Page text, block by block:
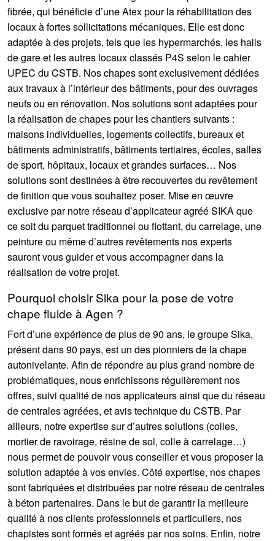
fibrée, qui bénéficie d’une Atex pour la réhabilitation des
locaux à fortes sollicitations mécaniques. Elle est donc
adaptée à des projets, tels que les hypermarchés, les halls
de gare et les autres locaux classés P4S selon le cahier
UPEC du CSTB. Nos chapes sont exclusivement dédiées
aux travaux à l’intérieur des bâtiments, pour des ouvrages
neufs ou en rénovation. Nos solutions sont adaptées pour
la réalisation de chapes pour les chantiers suivants :
maisons individuelles, logements collectifs, bureaux et
bâtiments administratifs, bâtiments tertiaires, écoles, salles
de sport, hôpitaux, locaux et grandes surfaces… Nos
solutions sont destinées à être recouvertes du revêtement
de finition que vous souhaitez poser. Mise en œuvre
exclusive par notre réseau d’applicateur agréé SIKA que
ce soit du parquet traditionnel ou flottant, du carrelage, une
peinture ou même d’autres revêtements nos experts
sauront vous guider et vous accompagner dans la
réalisation de votre projet.
Pourquoi choisir Sika pour la pose de votre
chape fluide à Agen ?
Fort d’une expérience de plus de 90 ans, le groupe Sika,
présent dans 90 pays, est un des pionniers de la chape
autonivelante. Afin de répondre au plus grand nombre de
problématiques, nous enrichissons régulièrement nos
offres, suivi qualité de nos applicateurs ainsi que du réseau
de centrales agréées, et avis technique du CSTB. Par
ailleurs, notre expertise sur d’autres solutions (colles,
mortier de ravoirage, résine de sol, colle à carrelage…)
nous permet de pouvoir vous conseiller et vous proposer la
solution adaptée à vos envies. Côté expertise, nos chapes
sont fabriquées et distribuées par notre réseau de centrales
à béton partenaires. Dans le but de garantir la meilleure
qualité à nos clients professionnels et particuliers, nos
chapistes sont formés et agréés par nos soins. Enfin, notre